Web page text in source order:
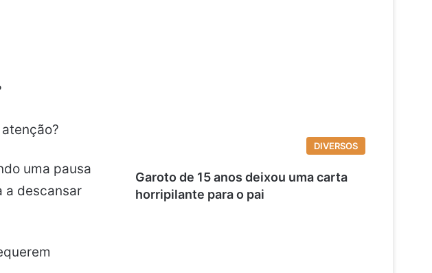
uma pausa
a descansar
DIVERSOS
Garoto de 15 anos deixou uma carta
horripilante para o pai